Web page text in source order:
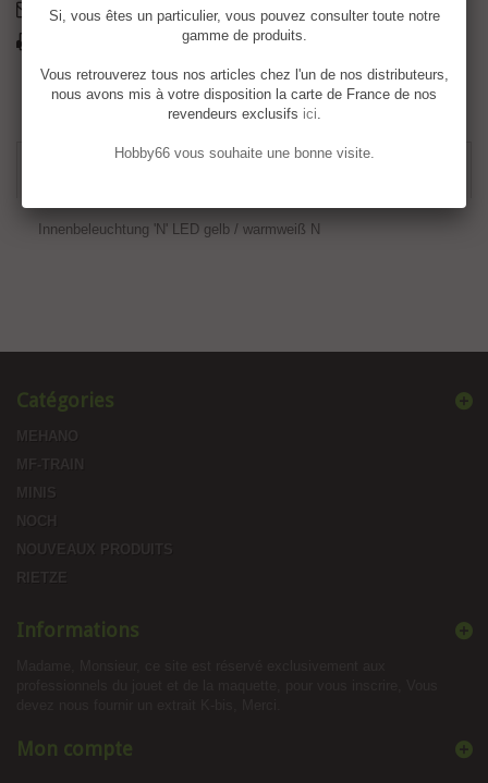
Envoyer à un ami
EN SAVOIR PLUS
Innenbeleuchtung 'N' LED gelb / warmweiß N
Catégories
MEHANO
MF-TRAIN
MINIS
NOCH
NOUVEAUX PRODUITS
RIETZE
Informations
Mon compte
Si, vous êtes un particulier, vous pouvez consulter toute notre
gamme de produits.
Vous retrouverez tous nos articles chez l'un de nos distributeurs,
nous avons mis à votre disposition la carte de France de nos
revendeurs exclusifs ici.
Hobby66 vous souhaite une bonne visite.